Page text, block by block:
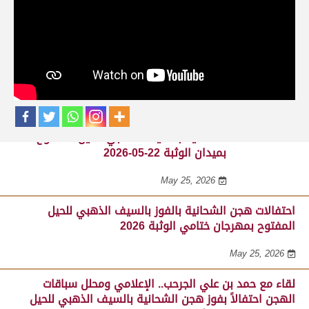
لقاء مع السيد مبارك محمد البادي النعيمي..
مدير عام السباقات والأنشطة باللجنة
المنظمة لسباق الهجن، احتفالاً بفوز هجن
الشحانية بالسيف الذهبي للحيل المفتوح
بميدان الوثبة 22-05-2026
May 25, 2026
احتفالات هجن الشحانية بالفوز بالسيف الذهبي للحيل
المفتوح بمهرجان ختامي الوثبة 2026
May 25, 2026
لقاء مع حمد بن علي الجرحب.. الإعلامي ومحلل سباقات
الهجن احتفالاً بفوز هجن الشحانية بالسيف الذهبي للحيل